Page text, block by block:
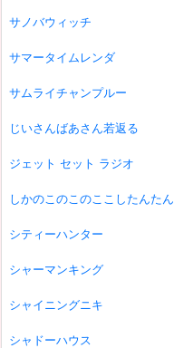
サノバウィッチ
サマータイムレンダ
サムライチャンプルー
じいさんばあさん若返る
ジェット セット ラジオ
しかのこのこのここしたんたん
シティーハンター
シャーマンキング
シャイニングニキ
シャドーハウス